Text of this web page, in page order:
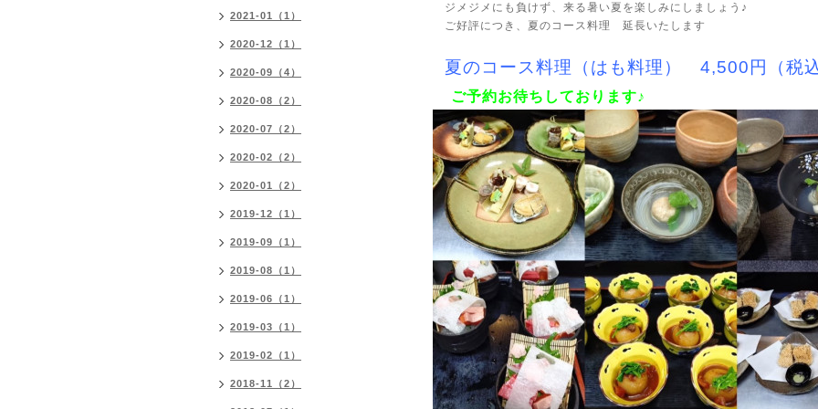
ジメジメにも負けず、来る暑い夏を楽しみにしましょう♪
ご好評につき、夏のコース料理 延長いたします
夏のコース料理（はも料理） 4,500円（税
ご予約お待ちしております♪
2021-01（1）
2020-12（1）
2020-09（4）
2020-08（2）
2020-07（2）
2020-02（2）
2020-01（2）
2019-12（1）
2019-09（1）
2019-08（1）
2019-06（1）
2019-03（1）
2019-02（1）
2018-11（2）